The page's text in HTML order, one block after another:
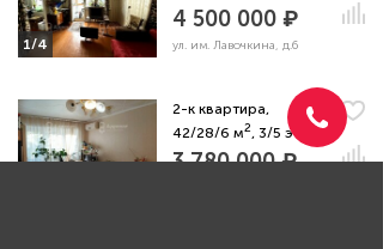
1/4
4 500 000 ₽
ул. им. Лавочкина, д.6
2-к квартира,
42/28/6 м2, 3/5 эт.
3 780 000 ₽